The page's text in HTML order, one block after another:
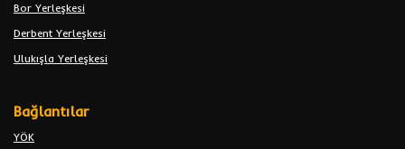
Bor Yerleşkesi
Derbent Yerleşkesi
Ulukışla Yerleşkesi
Bağlantılar
YÖK